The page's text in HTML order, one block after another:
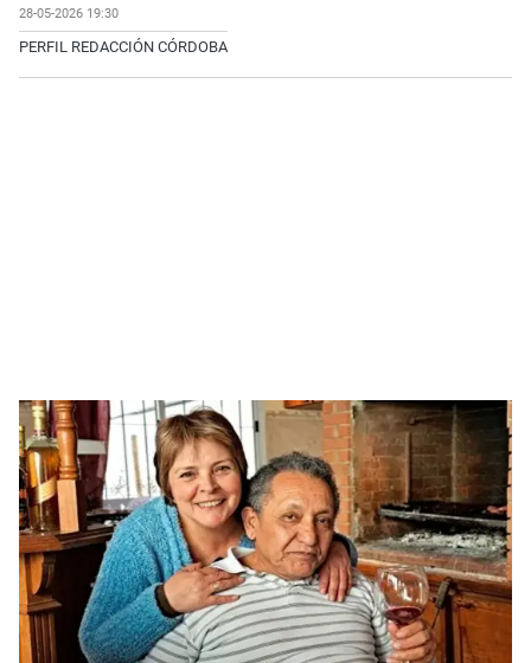
28-05-2026 19:30
PERFIL REDACCIÓN CÓRDOBA